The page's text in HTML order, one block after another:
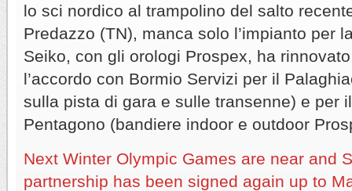
lo sci nordico al trampolino del salto
Predazzo (TN), manca solo l’impianto per
Seiko, con gli orologi Prospex, ha
l’accordo con Bormio Servizi per il
sulla pista di gara e sulle transenne) e per
Pentagono (bandiere indoor e outdoor
Next Winter Olympic Games are near and
partnership has been signed again up to